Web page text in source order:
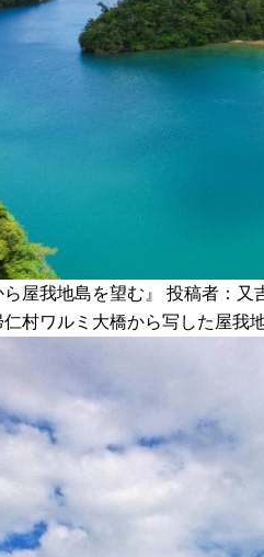
ら屋我地島を望む』 投稿者：又
村ワルミ大橋から写した屋我